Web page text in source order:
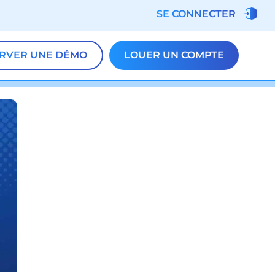
SE CONNECTER
UNE DÉMO LOUER UN COMPTE